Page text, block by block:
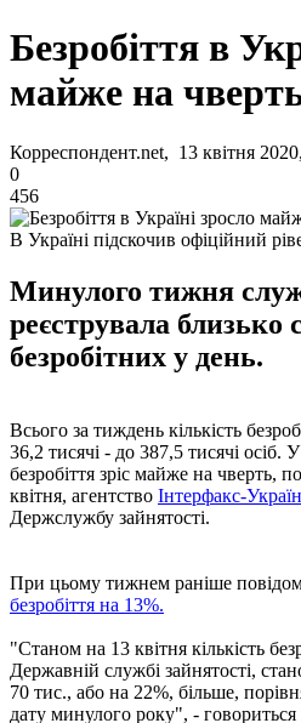
Безробіття в
майже на
Корреспондент.net, 13 квітня
0
456
В Україні підскочив офіційний
Минулого тижня
реєструвала близько
безробітних у день.
Всього за тиждень кількість
36,2 тисячі - до 387,5 тисячі осіб.
безробіття зріс майже на чверть,
квітня, агентство Інтерфакс-
Держслужбу зайнятості.
При цьому тижнем раніше
безробіття на 13%.
"Станом на 13 квітня кількість
Державній службі зайнятості,
70 тис., або на 22%, більше,
дату минулого року", - говориться